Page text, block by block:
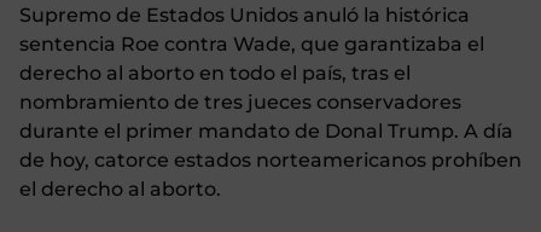
Supremo de Estados Unidos anuló la histórica
sentencia Roe contra Wade, que garantizaba el
derecho al aborto en todo el país, tras el
nombramiento de tres jueces conservadores
durante el primer mandato de Donal Trump. A día
de hoy, catorce estados norteamericanos prohíben
el derecho al aborto.